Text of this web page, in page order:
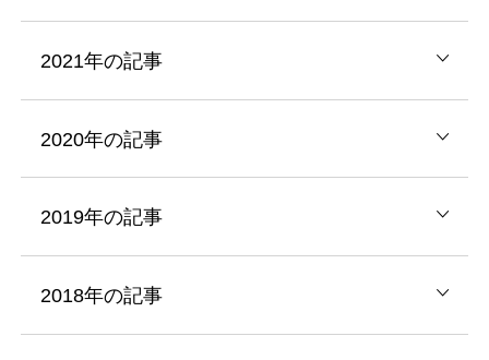
2021年の記事
2020年の記事
2019年の記事
2018年の記事